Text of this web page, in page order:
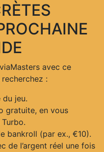
avec ce
:
jeu.
gratuite, en vous
bankroll (par ex., €10).
de l’argent réel une fois